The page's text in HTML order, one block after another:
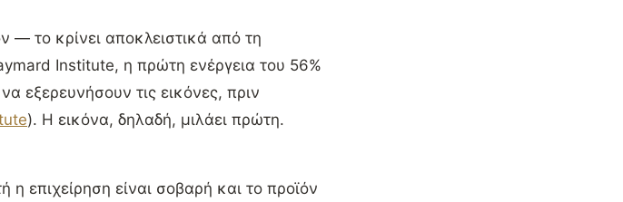
— το κρίνει αποκλειστικά από τη
Institute, η πρώτη ενέργεια του 56%
εξερευνήσουν τις εικόνες, πριν
). Η εικόνα, δηλαδή, μιλάει πρώτη.
επιχείρηση είναι σοβαρή και το προϊόν